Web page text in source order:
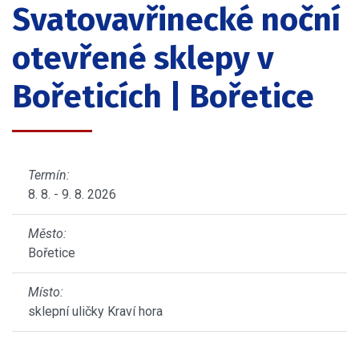
Svatovavřinecké noční
otevřené sklepy v
Bořeticích | Bořetice
Termín:
8. 8. - 9. 8. 2026
Město:
Bořetice
Místo:
sklepní uličky Kraví hora